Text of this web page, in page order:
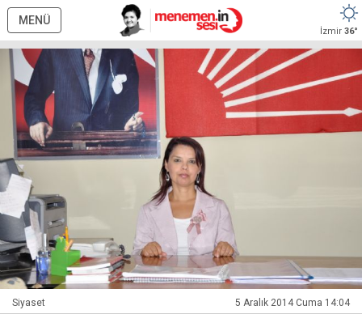
MENÜ
İzmir 36°
Siyaset 5 Aralık 2014 Cuma 14:04